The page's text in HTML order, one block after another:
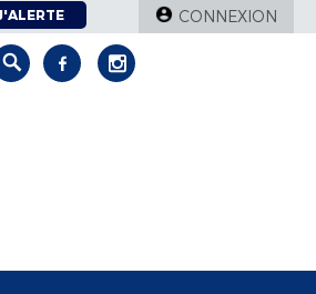
CONNEXION